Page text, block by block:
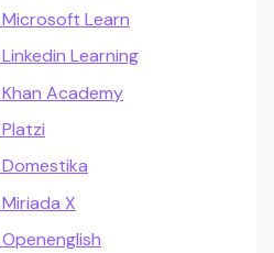
Learn
Learning
Academy
X